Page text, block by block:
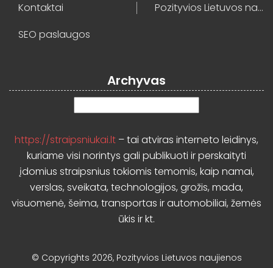
Kontaktai
Pozityvios Lietuvos naujienos
SEO paslaugos
Archyvas
https://straipsniukai.lt – tai atviras interneto leidinys,
kuriame visi norintys gali publikuoti ir perskaityti
įdomius straipsnius tokiomis temomis, kaip namai,
verslas, sveikata, technologijos, grožis, mada,
visuomenė, šeima, transportas ir automobiliai, žemės
ūkis ir kt.
© Copyrights 2026, Pozityvios Lietuvos naujienos